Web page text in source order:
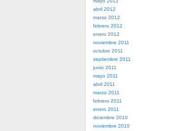
abril 2012
marzo 2012
febrero 2012
enero 2012
noviembre 2011
octubre 2011
septiembre 2011
junio 2011
mayo 2011
abril 2011
marzo 2011
febrero 2011
enero 2011
diciembre 2010
noviembre 2010